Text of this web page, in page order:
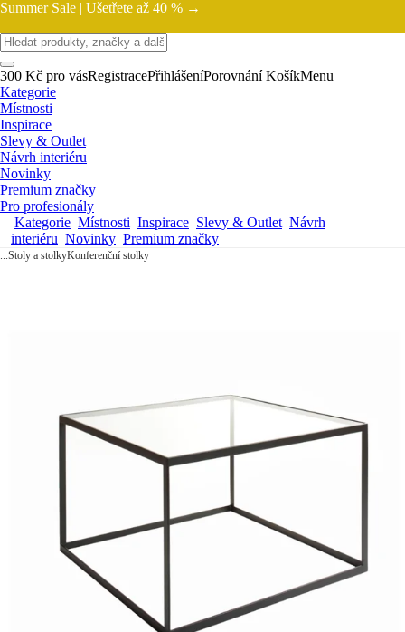
Summer Sale | Ušetřete až 40 % →
300 Kč pro vásRegistracePřihlášeníPorovnání KošíkMenu
Kategorie
Místnosti
Inspirace
Slevy & Outlet
Návrh interiéru
Novinky
Premium značky
Pro profesionály
Kategorie Místnosti Inspirace Slevy & Outlet Návrh
interiéru Novinky Premium značky
...Stoly a stolkyKonferenční stolky